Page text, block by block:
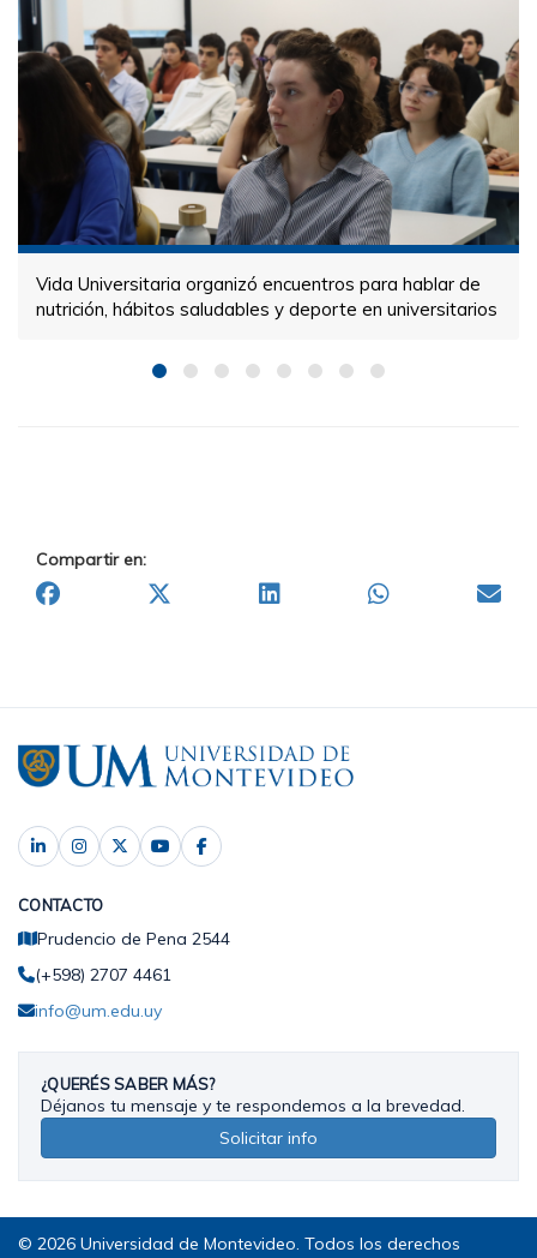
Vida Universitaria organizó encuentros para hablar de
nutrición, hábitos saludables y deporte en universitarios
Compartir en:
CONTACTO
Prudencio de Pena 2544
(+598) 2707 4461
info@um.edu.uy
¿QUERÉS SABER MÁS?
Déjanos tu mensaje y te respondemos a la brevedad.
Solicitar info
© 2026 Universidad de Montevideo. Todos los derechos